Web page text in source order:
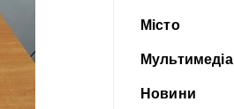
Місто
Мультимедіа
Новини